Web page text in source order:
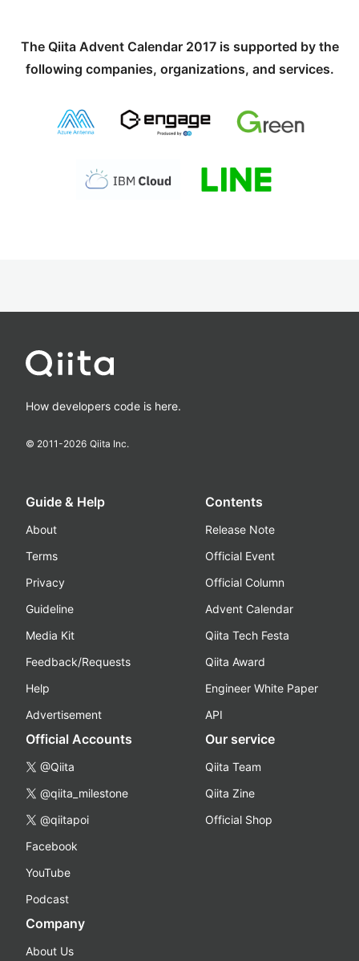
The Qiita Advent Calendar 2017 is supported by the
following companies, organizations, and services.
How developers code is here.
© 2011-2026 Qiita Inc.
Guide & Help
About
Terms
Privacy
Guideline
Media Kit
Feedback/Requests
Help
Advertisement
Contents
Release Note
Official Event
Official Column
Advent Calendar
Qiita Tech Festa
Qiita Award
Engineer White Paper
API
Official Accounts
@Qiita
@qiita_milestone
@qiitapoi
Facebook
YouTube
Podcast
Our service
Qiita Team
Qiita Zine
Official Shop
Company
About Us